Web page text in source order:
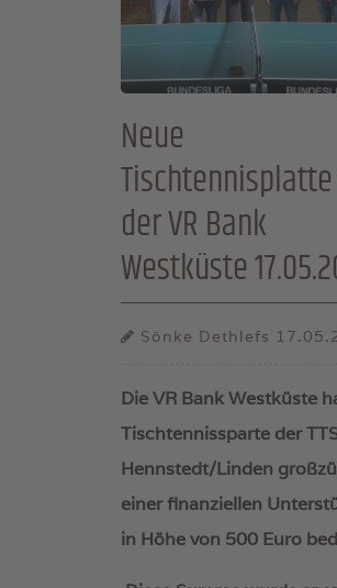
Neue
der VR Bank
Westküste
Sönke Dethlefs
Die VR Bank Westküste
Tischtennissparte der
Hennstedt/Linden
einer finanziellen
in Höhe von 500 Euro